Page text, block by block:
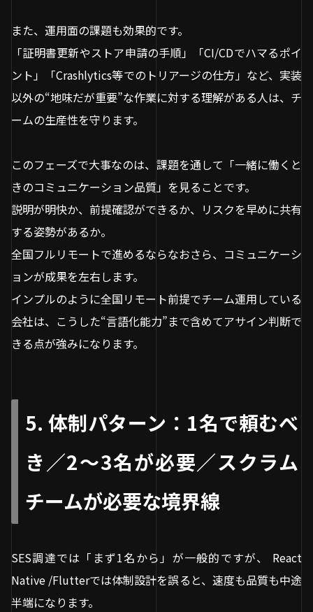
また、運用面の課題も効果的です。
「証明書更新やストア申請の手順」「CI/CDでハマるポイ
ント」「Crashlytics等でのトリアージの仕方」など、実装
以外の“地味だが重要”な作業に対する理解がある人は、チ
ームの生産性を守ります。
このフェーズで大事なのは、課題を通して「一緒に働くと
きのコミュニケーション品質」を見ることです。
説明が明快か、前提確認ができるか、リスクを早めに共有
する姿勢があるか。
全国フルリモートで進めるならなおさら、コミュニケーシ
ョンが成果を左右します。
インプルのように全国リモート前提でチーム運用している
会社は、こうした“言語化能力”まで含めてアサイン判断で
きる点が強みになります。
5. 体制パターン：1名で頼むべ
き／2〜3名が必要／スクラム
チームが必要な境界線
SES調達では「まず1名から」が一般的ですが、 React
Native /Flutterでは体制設計を誤ると、速度も品質も中途
半端になります。